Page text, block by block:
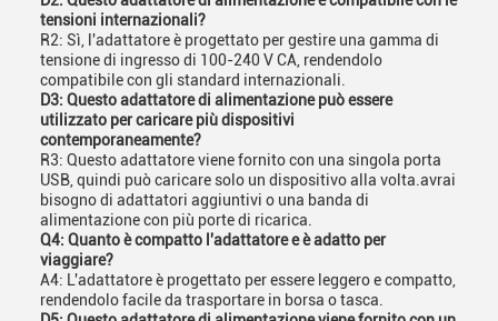
tensioni internazionali?
R2: Sì, l'adattatore è progettato per gestire una gamma di
tensione di ingresso di 100-240 V CA, rendendolo
compatibile con gli standard internazionali.
D3: Questo adattatore di alimentazione può essere
utilizzato per caricare più dispositivi
contemporaneamente?
R3: Questo adattatore viene fornito con una singola porta
USB, quindi può caricare solo un dispositivo alla volta.avrai
bisogno di adattatori aggiuntivi o una banda di
alimentazione con più porte di ricarica.
Q4: Quanto è compatto l'adattatore e è adatto per
viaggiare?
A4: L'adattatore è progettato per essere leggero e compatto,
rendendolo facile da trasportare in borsa o tasca.